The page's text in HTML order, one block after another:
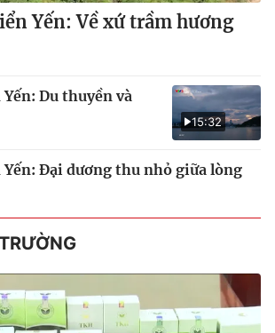
Yến: Về xứ trầm hương
15:32
Du thuyền và
Đại dương thu nhỏ giữa lòng